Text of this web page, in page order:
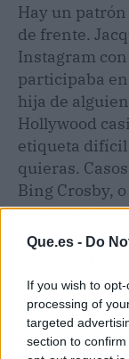
Que.es - Do
If you wish to
processing of
targeted
section to
Hay un
de frente.
Instagram
participaba
hija de
Hollywood
etiqueta difícil
quieras.
Bing Crosby,
tras la
emocional
obituarios.
Su muerte,